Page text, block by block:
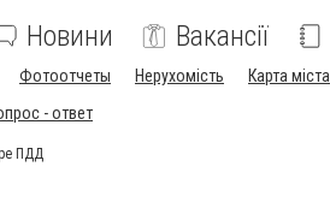
Новини Вакансії
Фотоотчеты Нерухомість Карта міста
- ответ
ПДД